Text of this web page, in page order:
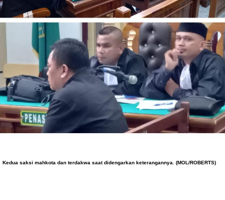
Kedua saksi mahkota dan terdakwa saat didengarkan keterangannya. (MOL/ROBERTS)